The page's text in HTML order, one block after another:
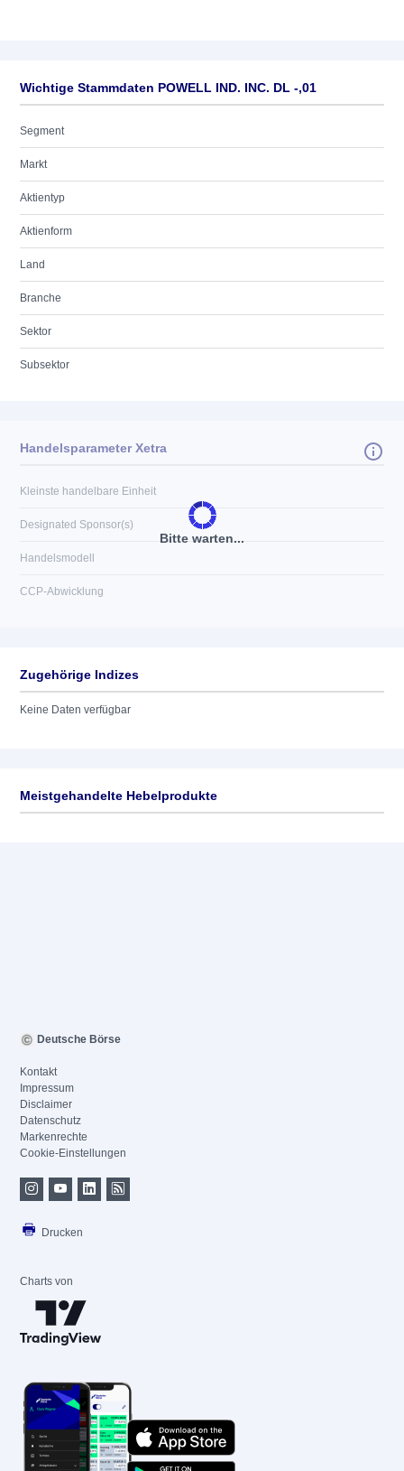
Wichtige Stammdaten POWELL IND. INC. DL -,01
Segment
Markt
Aktientyp
Aktienform
Land
Branche
Sektor
Subsektor
Bitte warten...
Handelsparameter Xetra
Kleinste handelbare Einheit
Designated Sponsor(s)
Handelsmodell
CCP-Abwicklung
Zugehörige Indizes
Keine Daten verfügbar
Meistgehandelte Hebelprodukte
Deutsche Börse
Kontakt
Impressum
Disclaimer
Datenschutz
Markenrechte
Cookie-Einstellungen
Drucken
Charts von